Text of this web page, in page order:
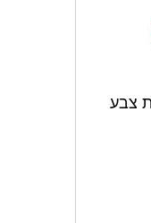
צבע